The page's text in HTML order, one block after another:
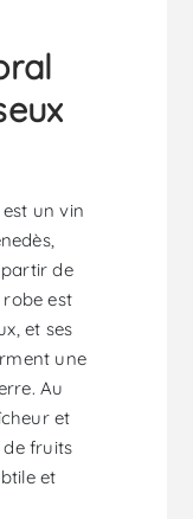
un vin
de
est
et ses
une
Au
et
de fruits
et